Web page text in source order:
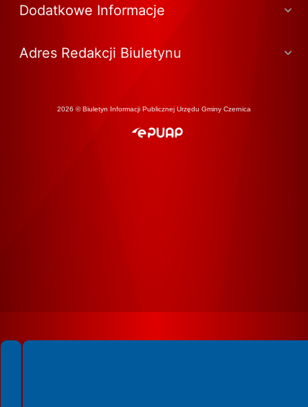
Dodatkowe Informacje
Adres Redakcji Biuletynu
2026 © Biuletyn Informacji Publicznej Urzędu Gminy Czernica
Spełniamy standardy WCAG 2.2
Spełniamy standardy W3C